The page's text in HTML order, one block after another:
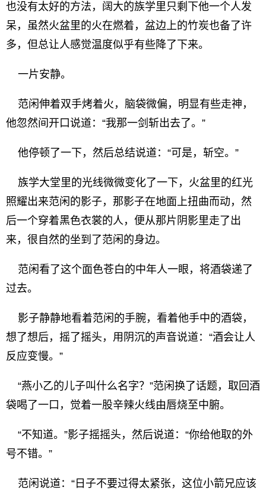
也没有太好的方法，阔大的族学里只剩下他一个人发
呆，虽然火盆里的火在燃着，盆边上的竹炭也备了许
多，但总让人感觉温度似乎有些降了下来。
一片安静。
范闲伸着双手烤着火，脑袋微偏，明显有些走神，
他忽然间开口说道：“我那一剑斩出去了。”
他停顿了一下，然后总结说道：“可是，斩空。”
族学大堂里的光线微微变化了一下，火盆里的红光
照耀出来范闲的影子，那影子在地面上扭曲而动，然
后一个穿着黑色衣裳的人，便从那片阴影里走了出
来，很自然的坐到了范闲的身边。
范闲看了这个面色苍白的中年人一眼，将酒袋递了
过去。
影子静静地看着范闲的手腕，看着他手中的酒袋，
想了想后，摇了摇头，用阴沉的声音说道：“酒会让人
反应变慢。”
“燕小乙的儿子叫什么名字？”范闲换了话题，取回酒
袋喝了一口，觉着一股辛辣火线由唇烧至中腑。
“不知道。”影子摇摇头，然后说道：“你给他取的外
号不错。”
范闲说道：“日子不要过得太紧张，这位小箭兄应该